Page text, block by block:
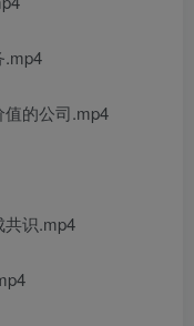
.mp4
的公司.mp4
共识.mp4